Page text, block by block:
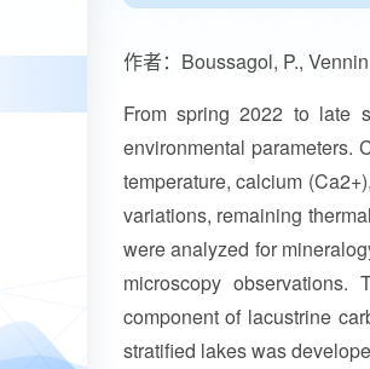
作者：Boussagol, P.,
From spring 2022 to late
environmental parameters.
temperature, calcium
variations, remaining
were analyzed for
microscopy
component of lacustrine
stratified lakes was